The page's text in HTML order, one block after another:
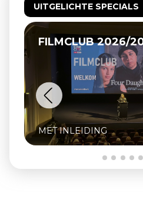
UITGELICHTE SPECIALS
RK
VAN BEEK
INCLUSIEF Q&A MET
NAAIJKENS